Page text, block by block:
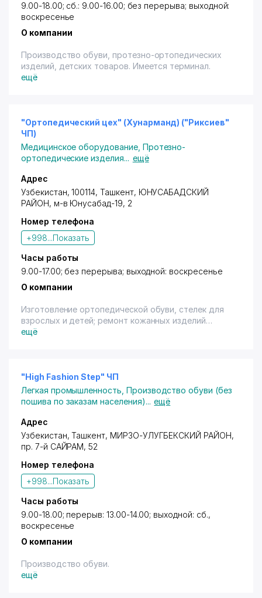
9.00-18.00; cб.: 9.00-16.00; без перерыва; выходной:
воскресенье
О компании
Производство обуви, протезно-ортопедических
изделий, детских товаров. Имеется терминал.
ещё
"Ортопедический цех" (Хунарманд) ("Риксиев"
ЧП)
Медицинское оборудование, Протезно-
ортопедические изделия... ещё
Адрес
Узбекистан, 100114, Ташкент, ЮНУСАБАДСКИЙ
РАЙОН, м-в Юнусабад-19, 2
Номер телефона
+998...Показать
Часы работы
9.00-17.00; без перерыва; выходной: воскресенье
О компании
Изготовление ортопедической обуви, стелек для
взрослых и детей; ремонт кожанных изделий
(покраска, замена замка); изготовление обуви
ещё
"High Fashion Step" ЧП
Легкая промышленность Производство обуви (без
пошива по заказам населения)... ещё
Адрес
Узбекистан,Ташкент, МИРЗО-УЛУГБЕКСКИЙ РАЙОН,
пр. 7-й САЙРАМ, 52
Номер телефона
+998...Показать
Часы работы
9.00-18.00; перерыв: 13.00-14.00; выходной: сб.,
воскресенье
О компании
Производство обуви.
ещё